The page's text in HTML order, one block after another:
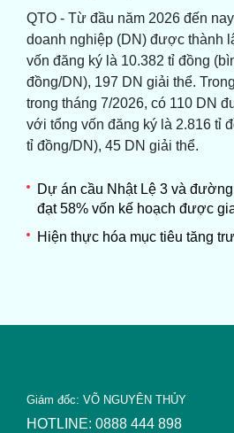
QTO - Từ đầu năm 2026 đến
doanh nghiệp (DN) được thành
vốn đăng ký là 10.382 tỉ đồng
đồng/DN), 197 DN giải thể.
trong tháng 7/2026, có 110 DN
với tổng vốn đăng ký là 2.816 tỉ
tỉ đồng/DN), 45 DN giải thể.
Dự án cầu Nhật Lệ 3 và
đạt 58% vốn kế hoạch được
Hiện thực hóa mục tiêu tăng
Giám đốc: VÕ NGUYÊN THỦY
HOTLINE: 0888 444 898